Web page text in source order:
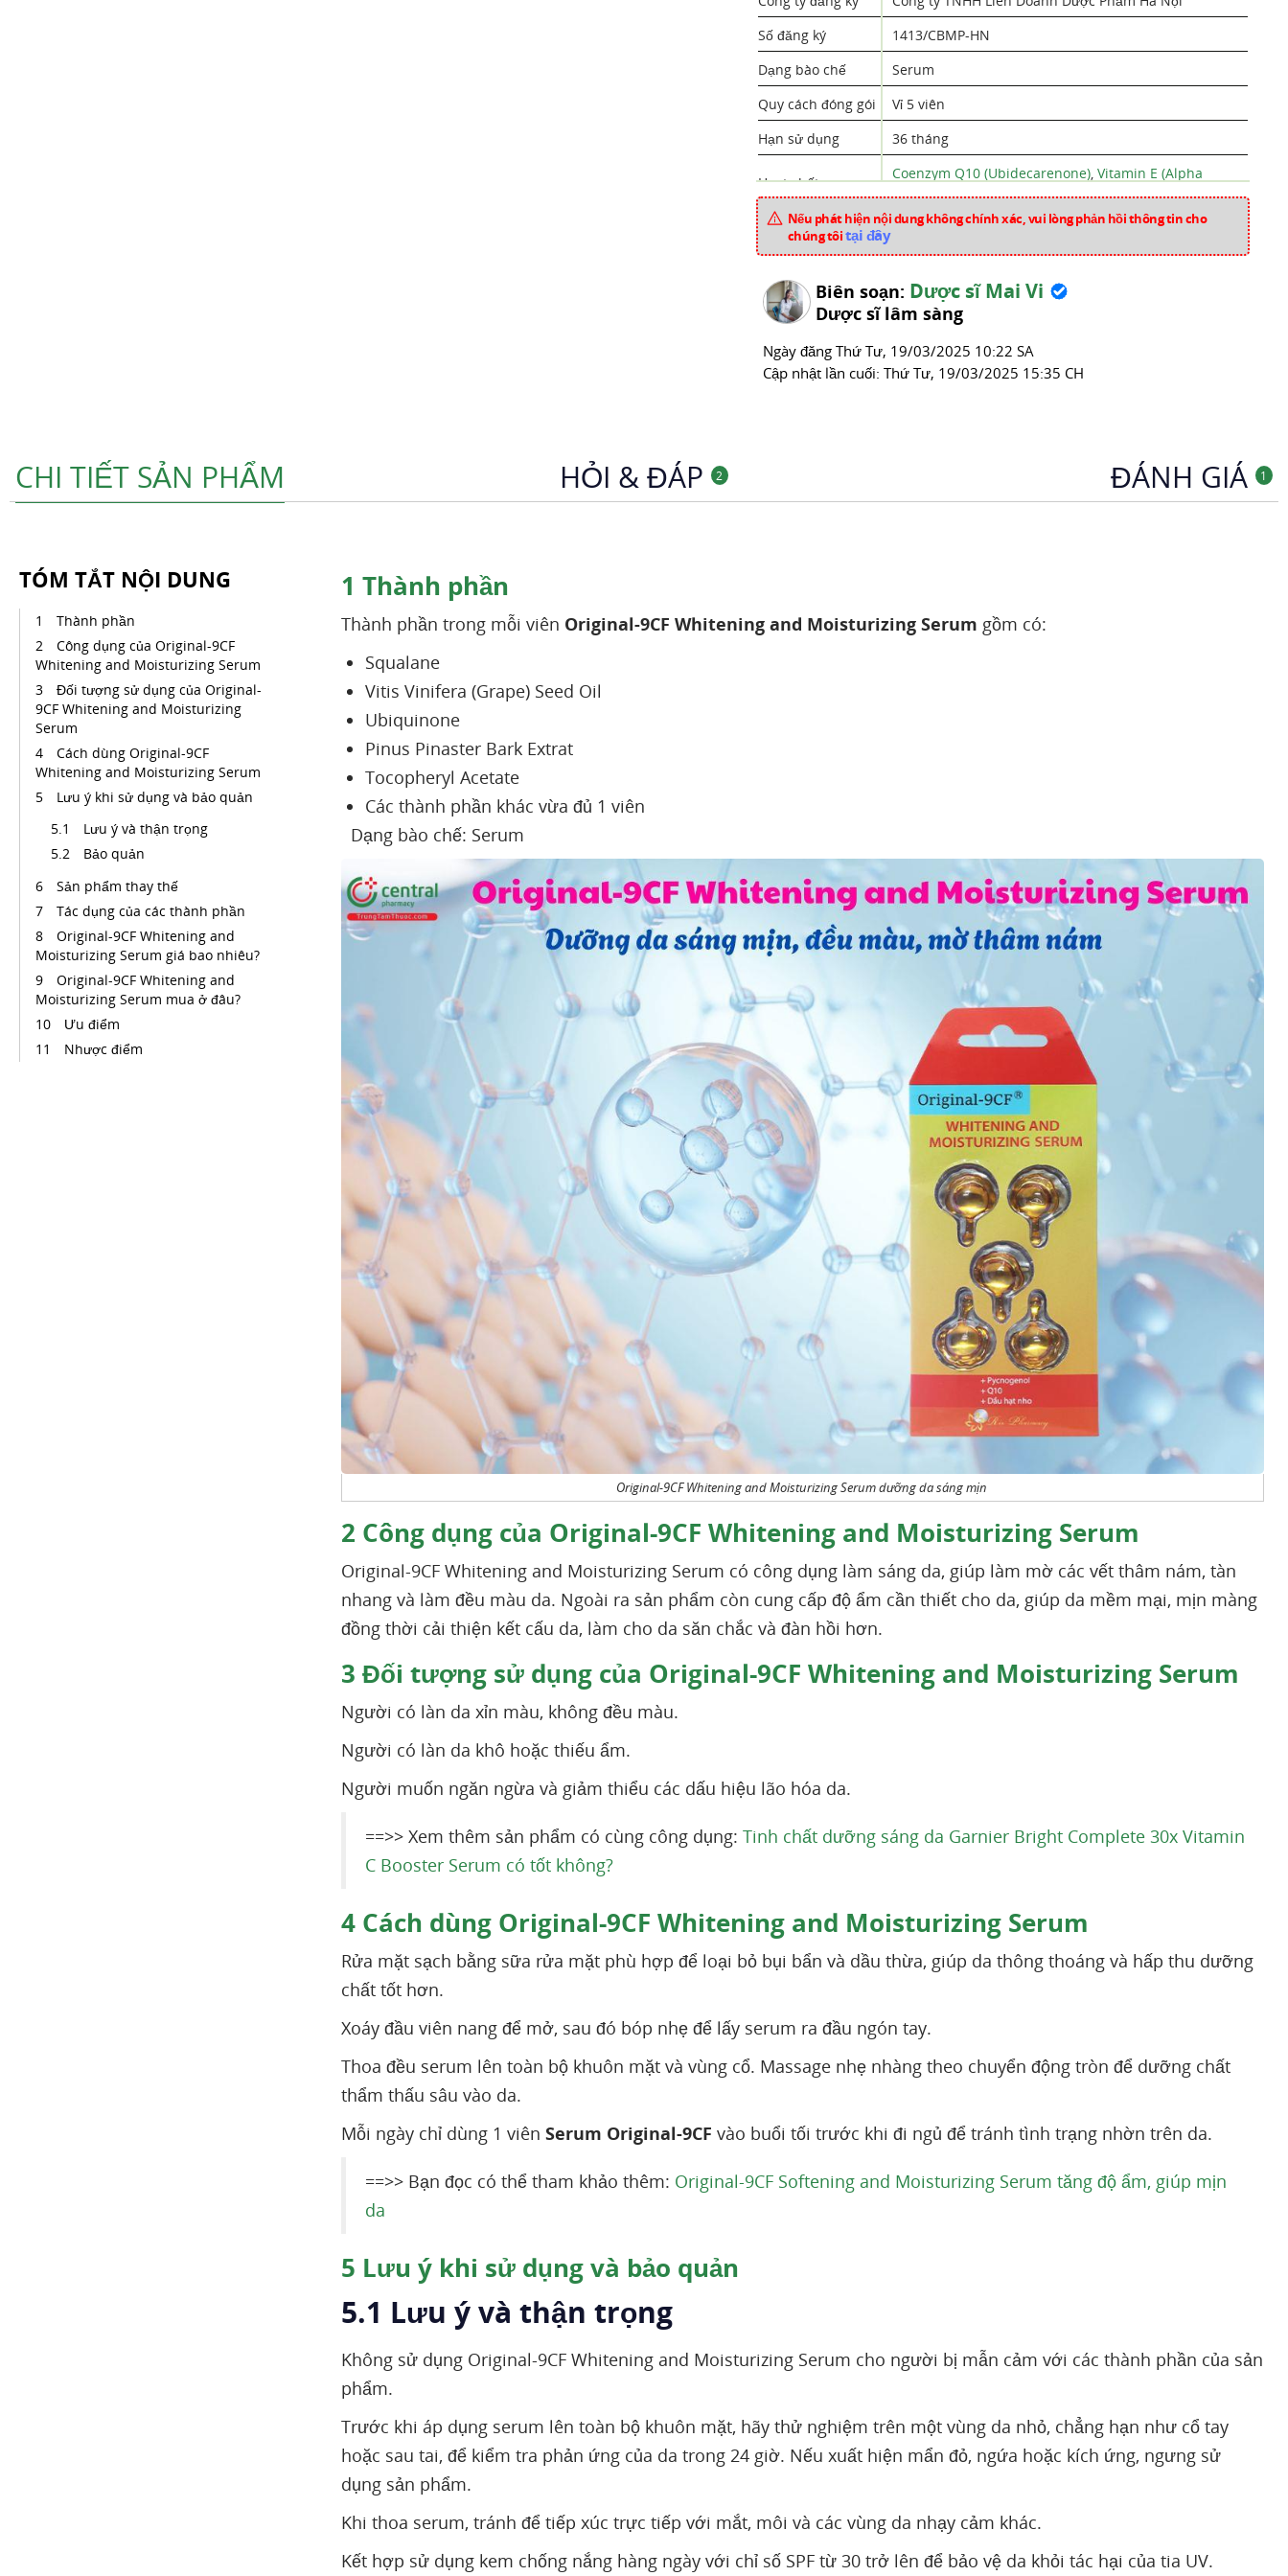
Số đăng ký
1413/CBMP-HN
Dạng bào chế
Serum
Quy cách đóng gói
Vỉ 5 viên
Hạn sử dụng
36 tháng
Hoạt chất
Coenzym Q10 (Ubidecarenone), Vitamin E (Alpha
Tocopherol),Squalane
Dược liệu
Nho (Vitis vinifera L.),Thông Biển (Pinus pinaster Ait.)
Xuất xứ
Việt Nam
Mã sản phẩm
tv0487
Kem Dưỡng Da
Nếu phát hiện nội dung không chính xác, vui lòng phản hồi thông tin cho
chúng tôitại đây
Biên soạn: Dược sĩ Mai Vi
Dược sĩ lâm sàng
Ngày đăng Thứ Tư, 19/03/2025 10:22 SA
Cập nhật lần cuối: Thứ Tư, 19/03/2025 15:35 CH
CHI TIẾT SẢN PHẨM HỎI & ĐÁP 2 ĐÁNH GIÁ 1
TÓM TẮT NỘI DUNG
Thành phần
Công dụng của Original-9CF
Whitening and Moisturizing Serum
Đối tượng sử dụng của Original-
9CF Whitening and Moisturizing
Serum
Cách dùng Original-9CF
Whitening and Moisturizing Serum
Lưu ý khi sử dụng và bảo quản
Lưu ý và thận trọng
Bảo quản
Sản phẩm thay thế
Tác dụng của các thành phần
Original-9CF Whitening and
Moisturizing Serum giá bao nhiêu?
Original-9CF Whitening and
Moisturizing Serum mua ở đâu?
Ưu điểm
Nhược điểm
1 Thành phần
Thành phần trong mỗi viên Original-9CF Whitening and Moisturizing Serum gồm có:
Squalane
Vitis Vinifera (Grape) Seed Oil
Ubiquinone
Pinus Pinaster Bark Extrat
Tocopheryl Acetate
Các thành phần khác vừa đủ 1 viên
Dạng bào chế: Serum
Original-9CF Whitening and Moisturizing Serum dưỡng da sáng mịn
2 Công dụng của Original-9CF Whitening and Moisturizing Serum
Original-9CF Whitening and Moisturizing Serum có công dụng làm sáng da, giúp làm mờ các vết thâm nám, tàn
nhang và làm đều màu da. Ngoài ra sản phẩm còn cung cấp độ ẩm cần thiết cho da, giúp da mềm mại, mịn màng
đồng thời cải thiện kết cấu da, làm cho da săn chắc và đàn hồi hơn.
3 Đối tượng sử dụng của Original-9CF Whitening and Moisturizing Serum
Người có làn da xỉn màu, không đều màu.
Người có làn da khô hoặc thiếu ẩm.
Người muốn ngăn ngừa và giảm thiểu các dấu hiệu lão hóa da.
==>> Xem thêm sản phẩm có cùng công dụng: Tinh chất dưỡng sáng da Garnier Bright Complete 30x Vitamin
C Booster Serum có tốt không?
4 Cách dùng Original-9CF Whitening and Moisturizing Serum
Rửa mặt sạch bằng sữa rửa mặt phù hợp để loại bỏ bụi bẩn và dầu thừa, giúp da thông thoáng và hấp thu dưỡng
chất tốt hơn.
Xoáy đầu viên nang để mở, sau đó bóp nhẹ để lấy serum ra đầu ngón tay.
Thoa đều serum lên toàn bộ khuôn mặt và vùng cổ. Massage nhẹ nhàng theo chuyển động tròn để dưỡng chất
thẩm thấu sâu vào da.
Mỗi ngày chỉ dùng 1 viên Serum Original-9CF vào buổi tối trước khi đi ngủ để tránh tình trạng nhờn trên da.
==>> Bạn đọc có thể tham khảo thêm: Original-9CF Softening and Moisturizing Serum tăng độ ẩm, giúp mịn
da
5 Lưu ý khi sử dụng và bảo quản
5.1 Lưu ý và thận trọng
Không sử dụng Original-9CF Whitening and Moisturizing Serum cho người bị mẫn cảm với các thành phần của sản
phẩm.
Trước khi áp dụng serum lên toàn bộ khuôn mặt, hãy thử nghiệm trên một vùng da nhỏ, chẳng hạn như cổ tay
hoặc sau tai, để kiểm tra phản ứng của da trong 24 giờ. Nếu xuất hiện mẩn đỏ, ngứa hoặc kích ứng, ngưng sử
dụng sản phẩm.
Khi thoa serum, tránh để tiếp xúc trực tiếp với mắt, môi và các vùng da nhạy cảm khác.
Kết hợp sử dụng kem chống nắng hàng ngày với chỉ số SPF từ 30 trở lên để bảo vệ da khỏi tác hại của tia UV.